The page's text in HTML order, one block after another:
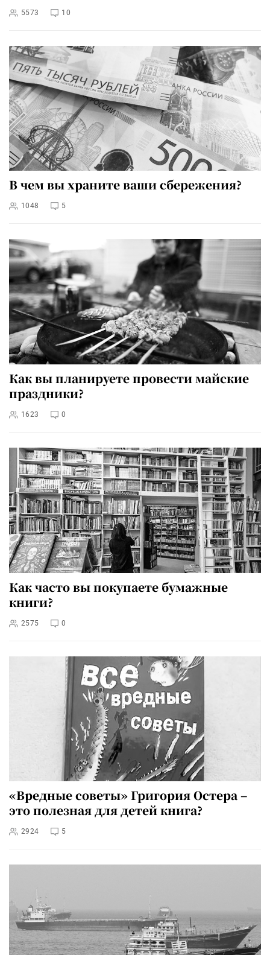
5573 10
В чем вы храните ваши сбережения?
1048 5
Как вы планируете провести майские
праздники?
1623 0
Как часто вы покупаете бумажные
книги?
2575 0
«Вредные советы» Григория Остера –
это полезная для детей книга?
2924 5